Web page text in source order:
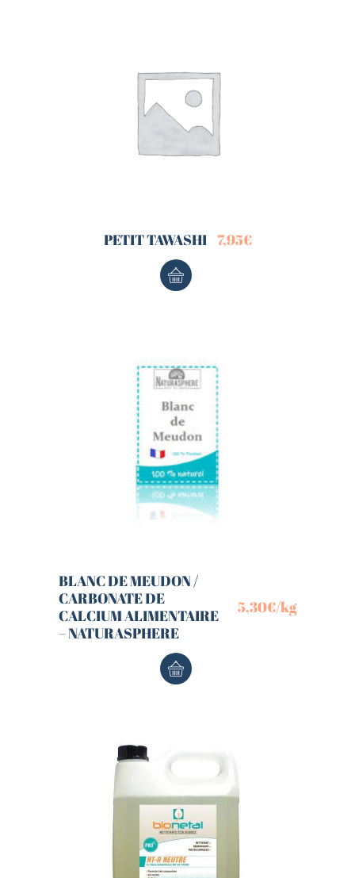
PETIT TAWASHI 7,95€
BLANC DE MEUDON /
CARBONATE DE
CALCIUM ALIMENTAIRE
– NATURASPHERE
5,30€/kg